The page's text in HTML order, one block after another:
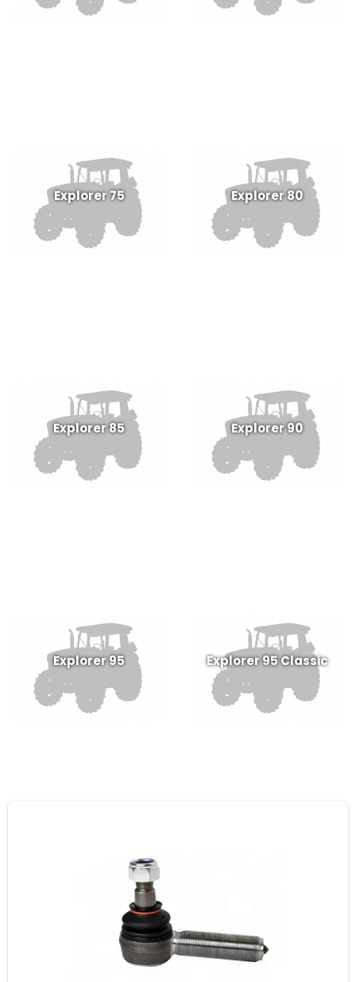
Explorer 75 Explorer 80
Explorer 85 Explorer 90
Explorer 95 Explorer 95 Classic